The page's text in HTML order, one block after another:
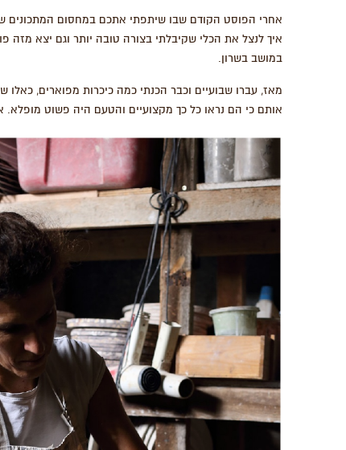
אחרי הפוסט הקודם שבו שיתפתי אתכם במחסום המתכונים
איך לנצל את הכלי שקיבלתי בצורה טובה יותר וגם יצא
במושב בשרון.
מאז, עברו שבועיים וכבר הכנתי כמה כיכרות מפוארים,
אותם כי הם נראו כל כך מקצועיים והטעם היה פשוט מופלא.